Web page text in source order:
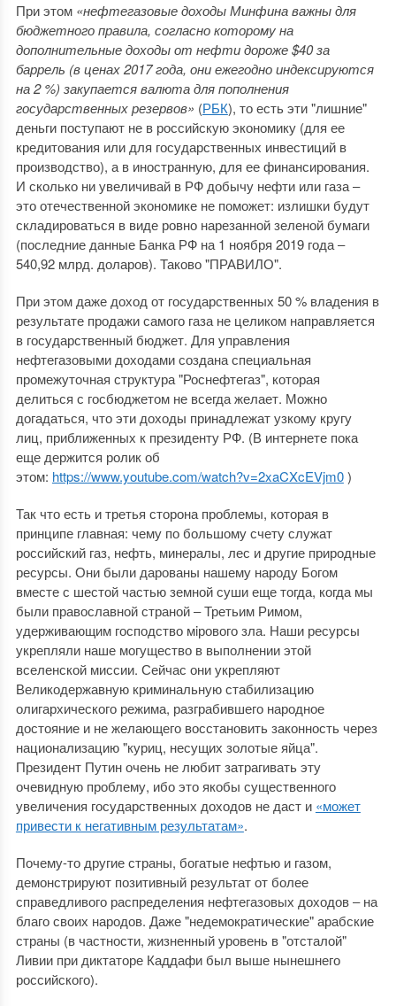
При этом «нефтегазовые доходы Минфина важны для
бюджетного правила, согласно которому на
дополнительные доходы от нефти дороже $40 за
баррель (в ценах 2017 года, они ежегодно индексируются
на 2 %) закупается валюта для пополнения
государственных резервов» (РБК), то есть эти "лишние"
деньги поступают не в российскую экономику (для ее
кредитования или для государственных инвестиций в
производство), а в иностранную, для ее финансирования.
И сколько ни увеличивай в РФ добычу нефти или газа ‒
это отечественной экономике не поможет: излишки будут
складироваться в виде ровно нарезанной зеленой бумаги
(последние данные Банка РФ на 1 ноября 2019 года ‒
540,92 млрд. доларов). Таково "ПРАВИЛО".
При этом даже доход от государственных 50 % владения в
результате продажи самого газа не целиком направляется
в государственный бюджет. Для управления
нефтегазовыми доходами создана специальная
промежуточная структура "Роснефтегаз", которая
делиться с госбюджетом не всегда желает. Можно
догадаться, что эти доходы принадлежат узкому кругу
лиц, приближенных к президенту РФ. (В интернете пока
еще держится ролик об
этом: https://www.youtube.com/watch?v=2xaCXcEVjm0)
Так что есть и третья сторона проблемы, которая в
принципе главная: чему по большому счету служат
российский газ, нефть, минералы, лес и другие природные
ресурсы. Они были дарованы нашему народу Богом
вместе с шестой частью земной суши еще тогда, когда мы
были православной страной ‒ Третьим Римом,
удерживающим господство мiрового зла. Наши ресурсы
укрепляли наше могущество в выполнении этой
вселенской миссии. Сейчас они укрепляют
Великодержавную криминальную стабилизацию
олигархического режима, разграбившего народное
достояние и не желающего восстановить законность через
национализацию "куриц, несущих золотые яйца".
Президент Путин очень не любит затрагивать эту
очевидную проблему, ибо это якобы существенного
увеличения государственных доходов не даст и «может
привести к негативным результатам».
Почему-то другие страны, богатые нефтью и газом,
демонстрируют позитивный результат от более
справедливого распределения нефтегазовых доходов ‒ на
благо своих народов. Даже "недемократические" арабские
страны (в частности, жизненный уровень в "отсталой"
Ливии при диктаторе Каддафи был выше нынешнего
российского).